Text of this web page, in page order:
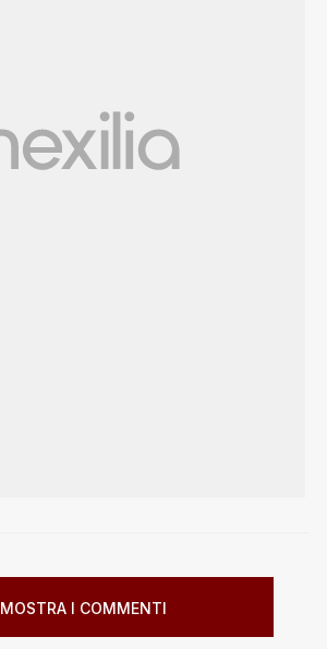
MOSTRA I COMMENTI